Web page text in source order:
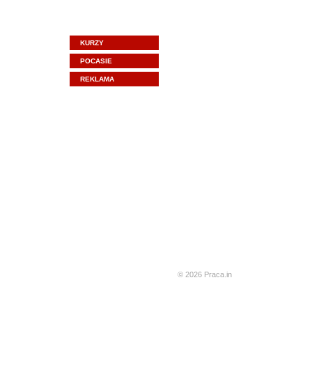
KURZY
POCASIE
REKLAMA
© 2026 Praca.in